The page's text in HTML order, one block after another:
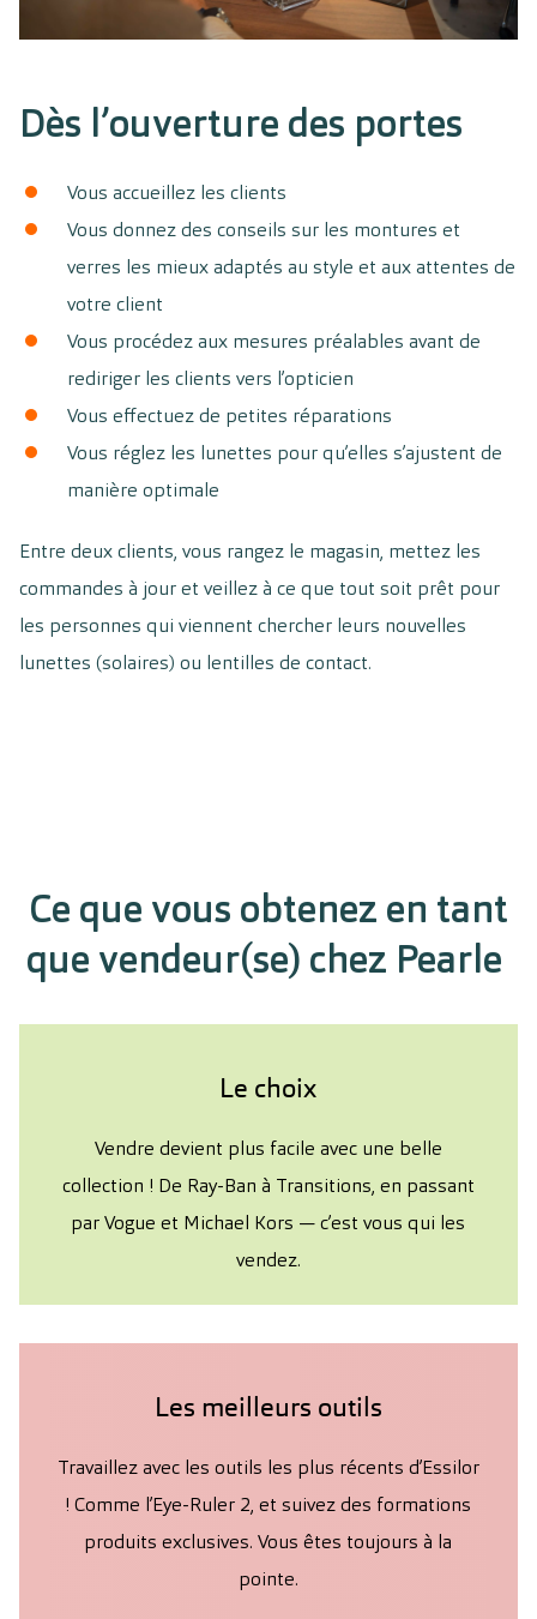
Dès l’ouverture des portes
Vous accueillez les clients
Vous donnez des conseils sur les montures et
verres les mieux adaptés au style et aux attentes de
votre client
Vous procédez aux mesures préalables avant de
rediriger les clients vers l’opticien
Vous effectuez de petites réparations
Vous réglez les lunettes pour qu’elles s’ajustent de
manière optimale
Entre deux clients, vous rangez le magasin, mettez les
commandes à jour et veillez à ce que tout soit prêt pour
les personnes qui viennent chercher leurs nouvelles
lunettes (solaires) ou lentilles de contact.
Ce que vous obtenez en tant
que vendeur(se) chez Pearle
Le choix
Vendre devient plus facile avec une belle
collection ! De Ray-Ban à Transitions, en passant
par Vogue et Michael Kors — c’est vous qui les
vendez.
Les meilleurs outils
Travaillez avec les outils les plus récents d’Essilor
! Comme l’Eye-Ruler 2, et suivez des formations
produits exclusives. Vous êtes toujours à la
pointe.